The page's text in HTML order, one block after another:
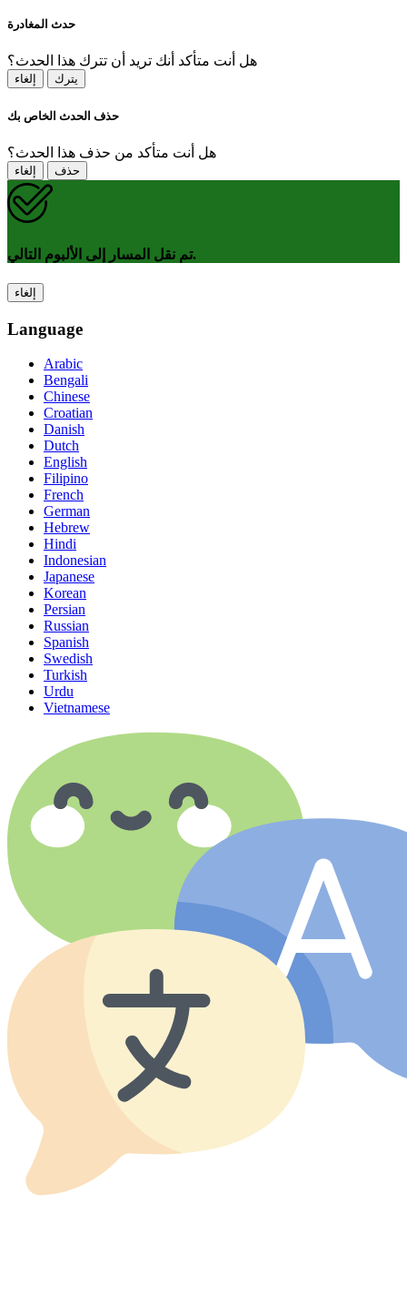
حدث المغادرة
هل أنت متأكد أنك تريد أن تترك هذا الحدث؟
إلغاء يترك
حذف الحدث الخاص بك
هل أنت متأكد من حذف هذا الحدث؟
إلغاء حذف
تم نقل المسار إلى الألبوم التالي.
إلغاء
Language
Arabic
Bengali
Chinese
Croatian
Danish
Dutch
English
Filipino
French
German
Hebrew
Hindi
Indonesian
Japanese
Korean
Persian
Russian
Spanish
Swedish
Turkish
Urdu
Vietnamese